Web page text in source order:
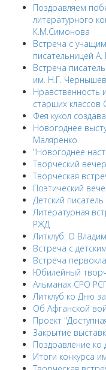
Поздравляем
литературного
К.М.Симонова
Встреча с
писательницей
Встреча
им. Н.Г.
Нравственность
старших
Фея кукол
Новогоднее
Маляренко
"Новогоднее
Творческий
Творческая
Поэтический
Детский
Литературная
РЖД
Литклуб: О
Встреча с
Встреча
Юбилейный
Альманах СРО
Литклуб ко Дню
Об Афганской
Проект
Закрытие
Поздравление ко
Итоги конкурса